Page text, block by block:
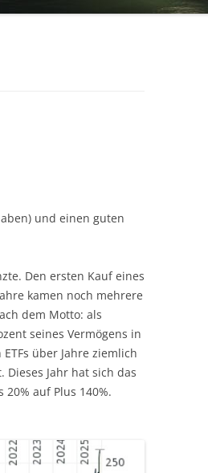
und einen guten
Den ersten Kauf eines
kamen noch mehrere
dem Motto: als
seines Vermögens in
über Jahre ziemlich
Jahr hat sich das
auf Plus 140%.